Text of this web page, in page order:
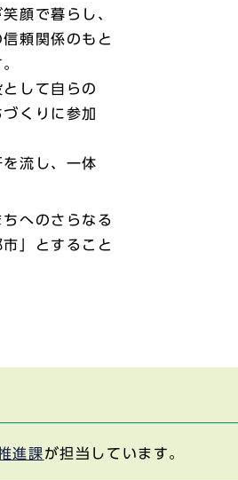
顔で暮らし、
頼関係のもと
して自らの
くりに参加
流し、一体
へのさらなる
」とすること
進課が担当しています。